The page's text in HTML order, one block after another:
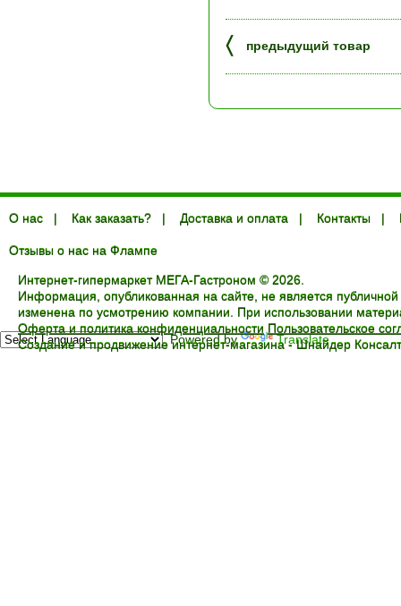
〈 предыдущий товар
О нас | Как заказать? | Доставка и оплата | Контакты |
Отзывы о нас на Флампе
Интернет-гипермаркет МЕГА-Гастроном © 2026.
Информация, опубликованная на сайте, не является
изменена по усмотрению компании. При использовании
Оферта и политика конфиденциальности Пользовательское
Создание и продвижение интернет-магазина -Шнайдер
Powered by Translate